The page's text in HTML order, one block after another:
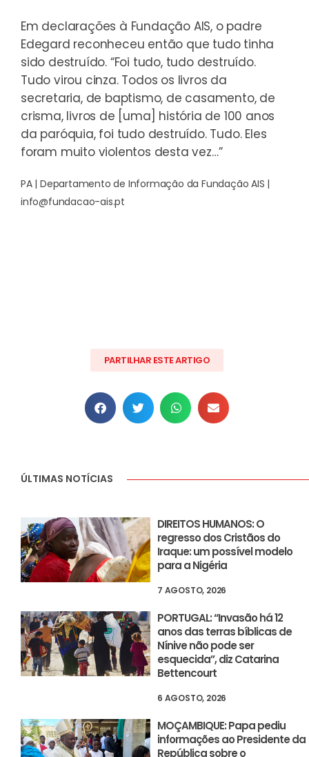
Em declarações à Fundação AIS, o padre
Edegard reconheceu então que tudo tinha
sido destruído. “Foi tudo, tudo destruído.
Tudo virou cinza. Todos os livros da
secretaria, de baptismo, de casamento, de
crisma, livros de [uma] história de 100 anos
da paróquia, foi tudo destruído. Tudo. Eles
foram muito violentos desta vez…”
PA | Departamento de Informação da Fundação AIS |
info@fundacao-ais.pt
PARTILHAR ESTE ARTIGO
ÚLTIMAS NOTÍCIAS
DIREITOS HUMANOS: O
regresso dos Cristãos do
Iraque: um possível modelo
para a Nigéria
7 AGOSTO, 2026
PORTUGAL: “Invasão há 12
anos das terras bíblicas de
Nínive não pode ser
esquecida”, diz Catarina
Bettencourt
6 AGOSTO, 2026
MOÇAMBIQUE: Papa pediu
informações ao Presidente da
República sobre o